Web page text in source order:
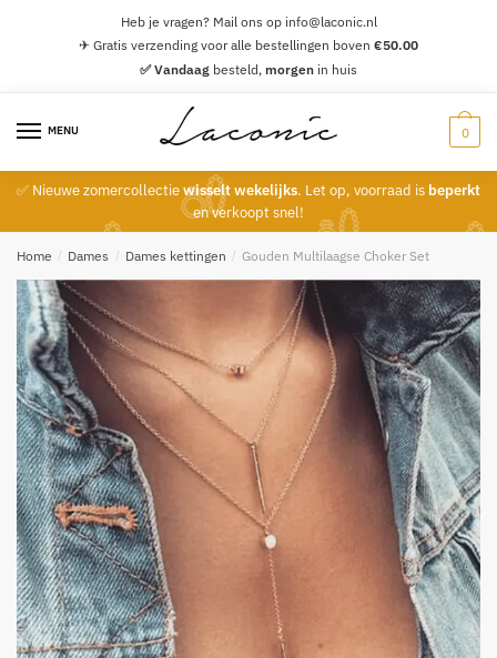
Heb je vragen? Mail ons op info@laconic.nl
✈ Gratis verzending voor alle bestellingen boven €50.00
✅ Vandaag besteld, morgen in huis
MENU 0
✅ Nieuwe zomercollectiewisselt wekelijks. Let op, voorraad is beperkt
en verkoopt snel!
Home / Dames / Dames kettingen / Gouden Multilaagse Choker Set